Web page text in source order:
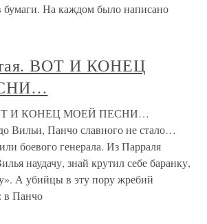
бумаги. На каждом было написано
ВОТ И КОНЕЦ
ВОТ И КОНЕЦ МОЕЙ ПЕСНИ…
Вильи, Панчо славного не стало…
боевого генерала. Из Парраля
наудачу, знай крутил себе баранку,
А убийцы в эту пору жребий
в Панчо